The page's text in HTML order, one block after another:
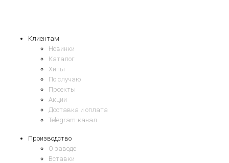
Клиентам
Новинки
Каталог
Хиты
По случаю
Проекты
Акции
Доставка и оплата
Telegram-канал
Производство
О заводе
Вставки